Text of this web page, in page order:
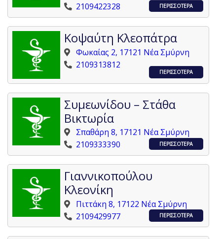
2109422328
ΠΕΡΙΣΣΟΤΕΡΑ
Κοψαύτη Κλεοπάτρα
Φωκαίας 2, 17121 Νέα Σμύρνη
2109313812
ΠΕΡΙΣΣΟΤΕΡΑ
Συμεωνίδου – Στάθα
Βικτωρία
Σπαθάρη 8, 17121 Νέα Σμύρνη
2109333390
ΠΕΡΙΣΣΟΤΕΡΑ
Γιαννικοπούλου
Κλεονίκη
Πιττάκη 8, 17122 Νέα Σμύρνη
2109429977
ΠΕΡΙΣΣΟΤΕΡΑ